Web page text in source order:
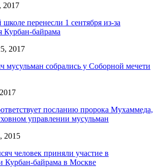
2017
перенесли 1 сентября из-за
Курбан-байрама
2017
мусульман собрались у Соборной мечети
посланию пророка Мухаммеда,
управлении мусульман
2015
человек приняли участие в
Курбан-байрама в Москве